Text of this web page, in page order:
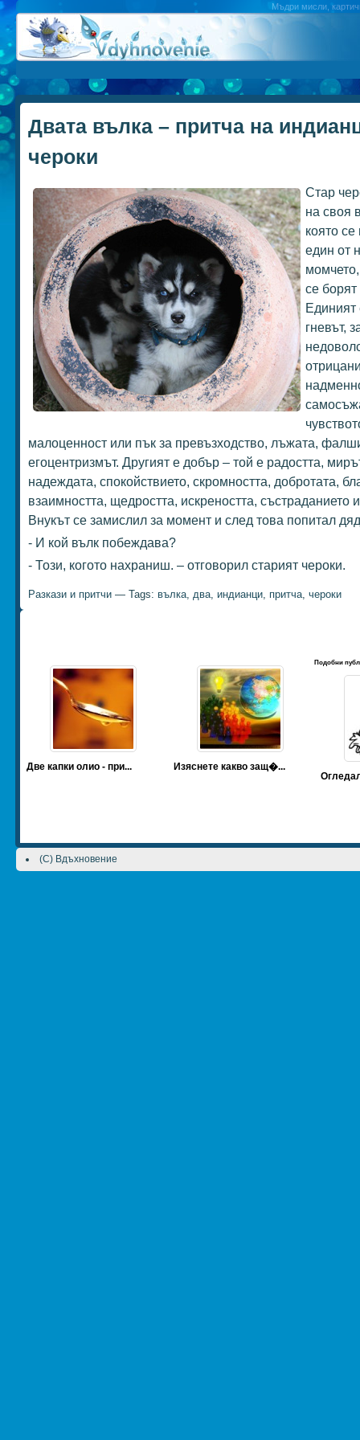
Мъдри мисли,
Двата вълка – притча на
чероки
Стар
на своя
която
един от
се
Единият
гневът,
малоценност или пък за превъзходство, лъжата,
егоцентризмът. Другият е добър – той е радостта,
надеждата, спокойствието, скромността, добротата,
взаимността, щедростта, искреността, състраданието
Внукът се замислил за момент и след това попитал
- И кой вълк побеждава?
- Този, когото нахраниш. – отговорил старият чероки.
Разкази и притчи— Tags: вълка, два, индианци, притча, чероки
Подобни
Две капки олио - при...
Изяснете какво защ�...
(C) Вдъхновение